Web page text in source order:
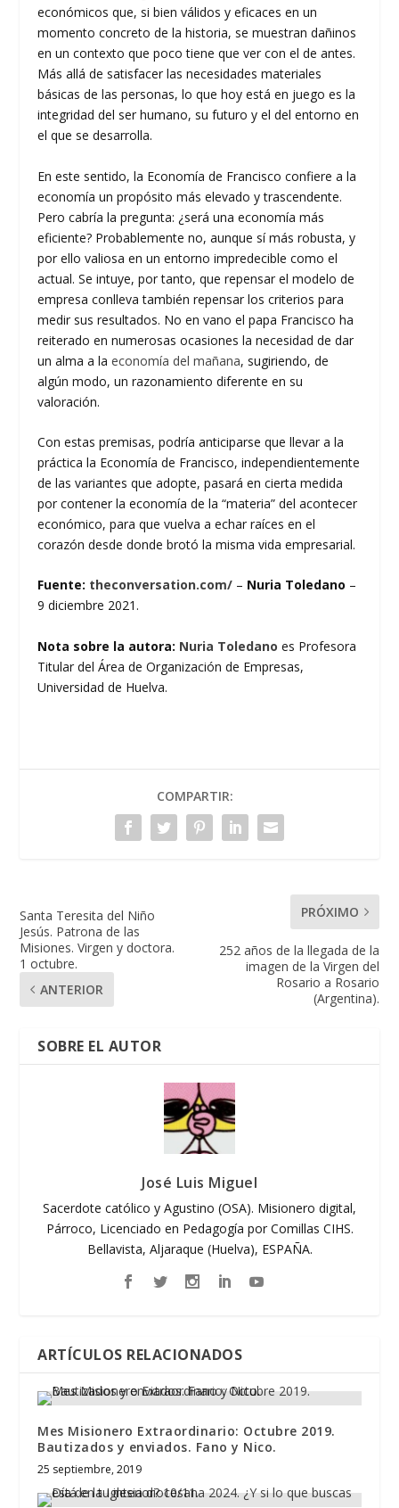
económicos que, si bien válidos y eficaces en un
momento concreto de la historia, se muestran dañinos
en un contexto que poco tiene que ver con el de antes.
Más allá de satisfacer las necesidades materiales
básicas de las personas, lo que hoy está en juego es la
integridad del ser humano, su futuro y el del entorno en
el que se desarrolla.
En este sentido, la Economía de Francisco confiere a la
economía un propósito más elevado y trascendente.
Pero cabría la pregunta: ¿será una economía más
eficiente? Probablemente no, aunque sí más robusta, y
por ello valiosa en un entorno impredecible como el
actual. Se intuye, por tanto, que repensar el modelo de
empresa conlleva también repensar los criterios para
medir sus resultados. No en vano el papa Francisco ha
reiterado en numerosas ocasiones la necesidad de dar
un alma a laeconomía del mañana, sugiriendo, de
algún modo, un razonamiento diferente en su
valoración.
Con estas premisas, podría anticiparse que llevar a la
práctica la Economía de Francisco, independientemente
de las variantes que adopte, pasará en cierta medida
por contener la economía de la “materia” del acontecer
económico, para que vuelva a echar raíces en el
corazón desde donde brotó la misma vida empresarial.
Fuente: theconversation.com/ – Nuria Toledano –
9 diciembre 2021.
Nota sobre la autora: Nuria Toledano es Profesora
Titular del Área de Organización de Empresas,
Universidad de Huelva.
COMPARTIR:
Santa Teresita del Niño
Jesús. Patrona de las
Misiones. Virgen y doctora.
1 octubre.
ANTERIOR
PRÓXIMO
252 años de la llegada de la
imagen de la Virgen del
Rosario a Rosario
(Argentina).
SOBRE EL AUTOR
José Luis Miguel
Sacerdote católico y Agustino (OSA). Misionero digital,
Párroco, Licenciado en Pedagogía por Comillas CIHS.
Bellavista, Aljaraque (Huelva), ESPAÑA.
ARTÍCULOS RELACIONADOS
Mes Misionero Extraordinario: Octubre 2019.
Bautizados y enviados. Fano y Nico.
25 septiembre, 2019